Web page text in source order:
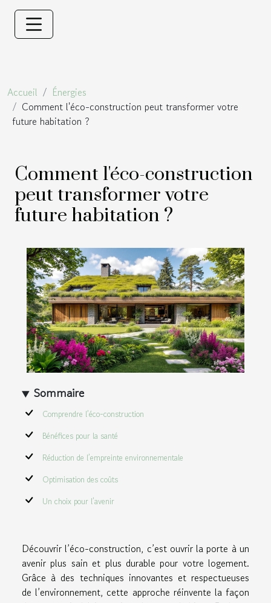
Accueil
Énergies
Comment l'éco-construction peut transformer votre
future habitation ?
Comment l'éco-construction
peut transformer votre
future habitation ?
Sommaire
Comprendre l’éco-construction
Bénéfices pour la santé
Réduction de l’empreinte environnementale
Optimisation des coûts
Un choix pour l’avenir
Découvrir l’éco-construction, c’est ouvrir la porte à un
avenir plus sain et plus durable pour votre logement.
Grâce à des techniques innovantes et respectueuses
de l’environnement, cette approche réinvente la façon